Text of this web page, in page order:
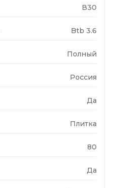
В30
Btb 3.6
Полный
Россия
Да
Плитка
80
Да